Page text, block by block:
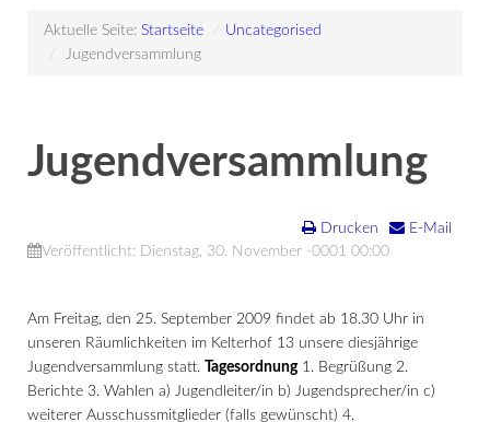
Aktuelle Seite: Startseite /
Uncategorised
/
Jugendversammlung
Jugendversammlung
Drucken
E-Mail
Veröffentlicht: Dienstag, 30. November -0001 00:00
Am Freitag, den 25. September 2009 findet ab 18.30 Uhr in
unseren Räumlichkeiten im Kelterhof 13 unsere diesjährige
Jugendversammlung statt.
Tagesordnung1. Begrüßung 2.
Berichte 3. Wahlen a) Jugendleiter/in b) Jugendsprecher/in c)
weiterer Ausschussmitglieder (falls gewünscht) 4.